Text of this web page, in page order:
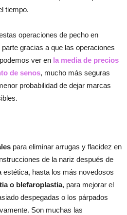
tiempo.
operaciones de pecho en
gracias a que las operaciones
ver en la media de precios
de senos, mucho más seguras
probabilidad de dejar marcas
para eliminar arrugas y flacidez en
de la nariz después de
estética, hasta los más novedosos
o blefaroplastia, para mejorar el
despegadas o los párpados
Son muchas las